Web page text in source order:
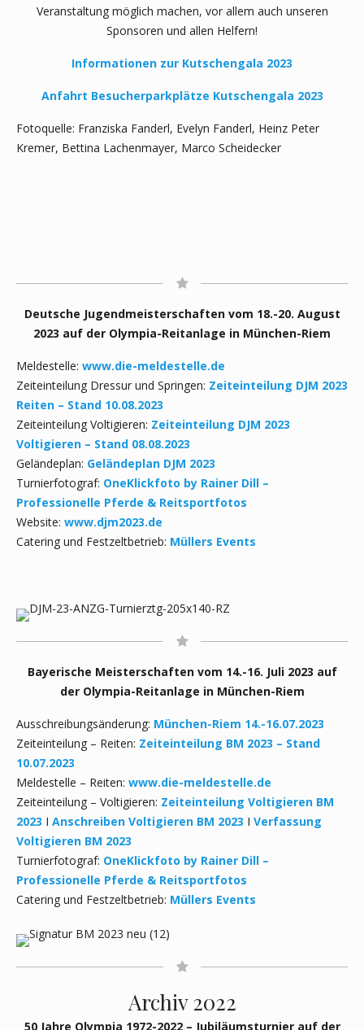
Veranstaltung möglich machen, vor allem auch unseren
Sponsoren und allen Helfern!
Informationen zur Kutschengala 2023
Anfahrt Besucherparkplätze Kutschengala 2023
Fotoquelle: Franziska Fanderl, Evelyn Fanderl, Heinz Peter
Kremer, Bettina Lachenmayer, Marco Scheidecker
Deutsche Jugendmeisterschaften vom 18.-20. August
2023 auf der Olympia-Reitanlage in München-Riem
Meldestelle: www.die-meldestelle.de
Zeiteinteilung Dressur und Springen: Zeiteinteilung DJM 2023
Reiten – Stand 10.08.2023
Zeiteinteilung Voltigieren: Zeiteinteilung DJM 2023
Voltigieren – Stand 08.08.2023
Geländeplan: Geländeplan DJM 2023
Turnierfotograf: OneKlickfoto by Rainer Dill –
Professionelle Pferde & Reitsportfotos
Website: www.djm2023.de
Catering und Festzeltbetrieb: Müllers Events
Bayerische Meisterschaften vom 14.-16. Juli 2023 auf
der Olympia-Reitanlage in München-Riem
Ausschreibungsänderung: München-Riem 14.-16.07.2023
Zeiteinteilung – Reiten: Zeiteinteilung BM 2023 – Stand
10.07.2023
Meldestelle – Reiten: www.die-meldestelle.de
Zeiteinteilung – Voltigieren: Zeiteinteilung Voltigieren BM
2023 I Anschreiben Voltigieren BM 2023 I Verfassung
Voltigieren BM 2023
Turnierfotograf: OneKlickfoto by Rainer Dill –
Professionelle Pferde & Reitsportfotos
Catering und Festzeltbetrieb: Müllers Events
Archiv 2022
50 Jahre Olympia 1972-2022 – Jubiläumsturnier auf der